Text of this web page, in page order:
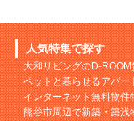
人気特集で探す
大和リビングのD-
ペットと暮らせるアパー
インターネット無料物件
熊谷市周辺で新築・築